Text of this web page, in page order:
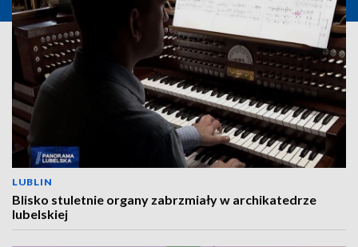
LUBLIN
Blisko stuletnie organy zabrzmiały w archikatedrze
lubelskiej